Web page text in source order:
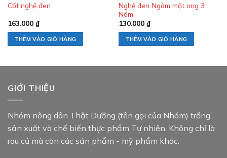
Cốt nghệ đen
163.000 ₫
THÊM VÀO GIỎ HÀNG
Nghệ đen Ngâm mật ong 3
Năm
130.000 ₫
THÊM VÀO GIỎ HÀNG
GIỚI THIỆU
Nhóm nông dân Thật Dưỡng (tên gọi của Nhóm) trồng,
sản xuất và chế biến thực phẩm Tự nhiên. Không chỉ là
rau củ mà còn các sản phẩm - mỹ phẩm khác.